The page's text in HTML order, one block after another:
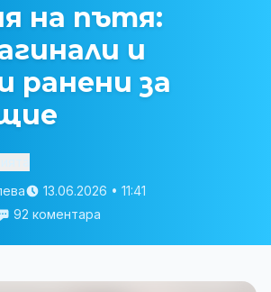
на пътя:
и
ранени за
13.06.2026 • 11:41
92 коментара